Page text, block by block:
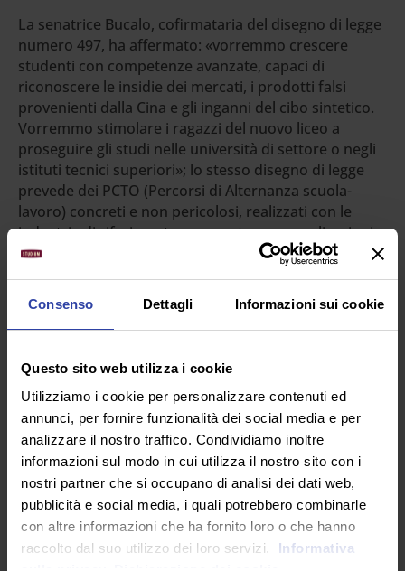
Consenso Dettagli Informazioni sui cookie
Questo sito web utilizza i cookie
Utilizziamo i cookie per personalizzare contenuti ed
annunci, per fornire funzionalità dei social media e per
analizzare il nostro traffico. Condividiamo inoltre
informazioni sul modo in cui utilizza il nostro sito con i
nostri partner che si occupano di analisi dei dati web,
pubblicità e social media, i quali potrebbero combinarle
con altre informazioni che ha fornito loro o che hanno
raccolto dal suo utilizzo dei loro servizi.
Informativa
La senatrice Bucalo, cofirmataria del disegno di legge
numero 497, ha affermato: «vorremmo crescere
studenti con competenze avanzate, capaci di
riconoscere le insidie dei mercati, i prodotti falsi
provenienti dalla Cina e gli inganni del cibo sintetico.
Vorremmo stimolare i ragazzi del nuovo liceo a
proseguire gli studi nelle università di settore o negli
istituti tecnici superiori»; lo stesso disegno di legge
prevede dei PCTO (Percorsi di Alternanza scuola-
lavoro) concreti e non pericolosi, realizzati con le
industrie di riferimento, ma per trovare applicazioni
concrete, un orario definito e gli adeguati
agrari (tecnici e professionali), renderli funzionali e
provvisti di laboratori.
tecnici e professionali è doverosa, non solo per
sottrarre i giovani all’inedia e i post-giovani alle facili
lusinghe del reddito di cittadinanza, ma anche per
colmare lo storico gap fra istruzione e mondo del
lavoro, che caratterizza il sistema Italia ormai da
troppi anni, dall’altro il rischio autarchico
dell’accerchiamento sa di acque lacustri e di una
narrazione stiticamente aggrappata non alla
tradizione ma alla riduzione macchiettistica di
un’eredità troppo ampia da limitarsi alla propria